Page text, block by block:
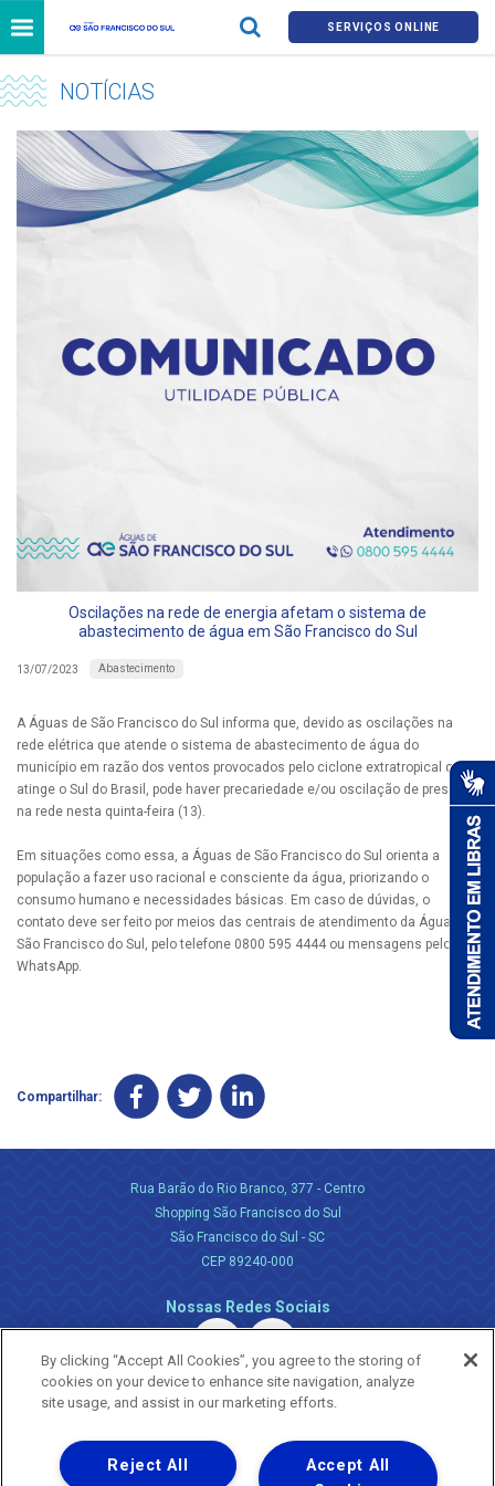
SERVIÇOS ONLINE
NOTÍCIAS
Oscilações na rede de energia afetam o sistema de
abastecimento de água em São Francisco do Sul
13/07/2023 Abastecimento
A Águas de São Francisco do Sul informa que, devido as oscilações na
rede elétrica que atende o sistema de abastecimento de água do
município em razão dos ventos provocados pelo ciclone extratropical que
atinge o Sul do Brasil, pode haver precariedade e/ou oscilação de pressão
na rede nesta quinta-feira (13).
Em situações como essa, a Águas de São Francisco do Sul orienta a
população a fazer uso racional e consciente da água, priorizando o
consumo humano e necessidades básicas. Em caso de dúvidas, o
contato deve ser feito por meios das centrais de atendimento da Águas de
São Francisco do Sul, pelo telefone 0800 595 4444 ou mensagens pelo
WhatsApp.
Compartilhar:
Rua Barão do Rio Branco, 377 - Centro
Shopping São Francisco do Sul
São Francisco do Sul - SC
CEP 89240-000
Nossas Redes Sociais
Uma empresa
By clicking “Accept All Cookies”, you agree to the storing of
cookies on your device to enhance site navigation, analyze
site usage, and assist in our marketing efforts.
Accept All
Reject All